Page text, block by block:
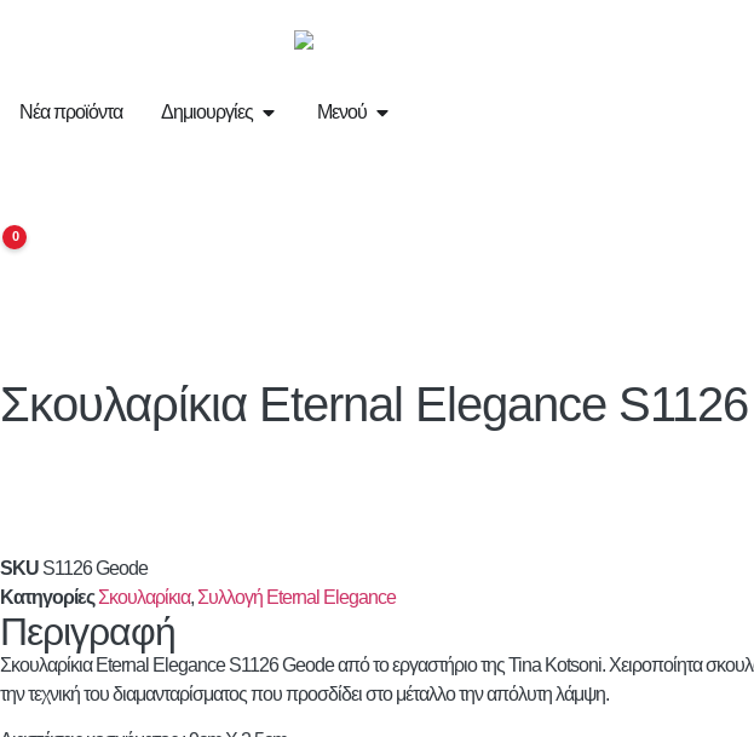
Νέα προϊόντα Δημιουργίες Μενού
0
Σκουλαρίκια Eternal Elegance
SKU S1126 Geode
Κατηγορίες Σκουλαρίκια, Συλλογή Eternal Elegance
Περιγραφή
Σκουλαρίκια Eternal Elegance S1126 Geode από το εργαστήριο της Tina Kotsoni. Χειροποίητα
την τεχνική του διαμανταρίσματος που προσδίδει στο μέταλλο την απόλυτη λάμψη.